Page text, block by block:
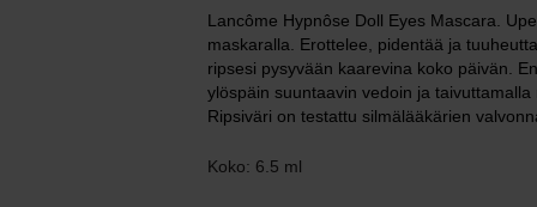
Lancôme Hypnôse Doll Eyes Mascara.
maskaralla. Erottelee, pidentää ja
ripsesi pysyvään kaarevina koko päivän.
ylöspäin suuntaavin vedoin ja taivuttamalla
Ripsiväri on testattu silmälääkärien
Koko: 6.5 ml